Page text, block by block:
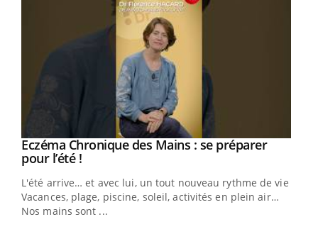
Youtube
Eczéma Chronique des Mains : se préparer
pour l’été !Youtube
L'été arrive… et avec lui, un tout nouveau rythme de vie !
Vacances, plage, piscine, soleil, activités en plein air…
Nos mains sont ...